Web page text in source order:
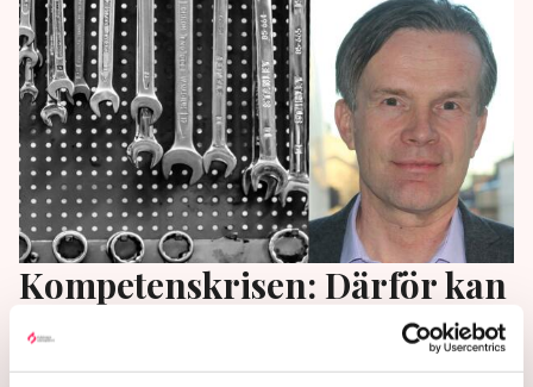
Kompetenskrisen: Därför kan
verkstadsbesöket bli dyrare